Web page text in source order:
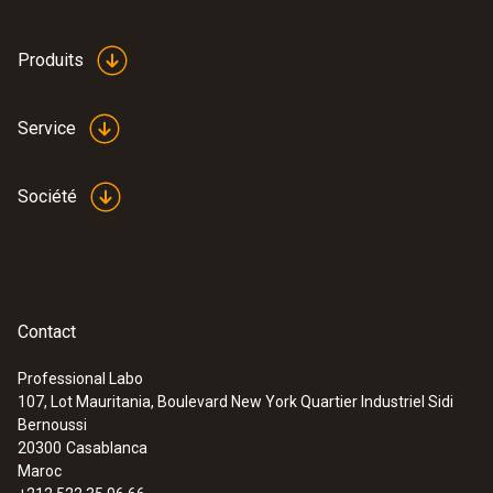
Produits
Service
Société
Contact
Professional Labo
107, Lot Mauritania, Boulevard New York Quartier Industriel Sidi
Bernoussi
20300 Casablanca
Maroc